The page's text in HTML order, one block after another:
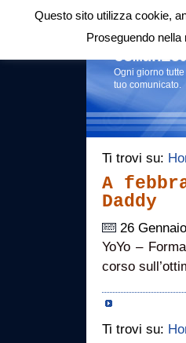
Login|RSS |
Ogni giorno
tuo comunicato.
Ti trovi su:
A
Daddy
26
YoYo –
corso
Ti trovi su:
Questo sito utilizza cookie,
Proseguendo